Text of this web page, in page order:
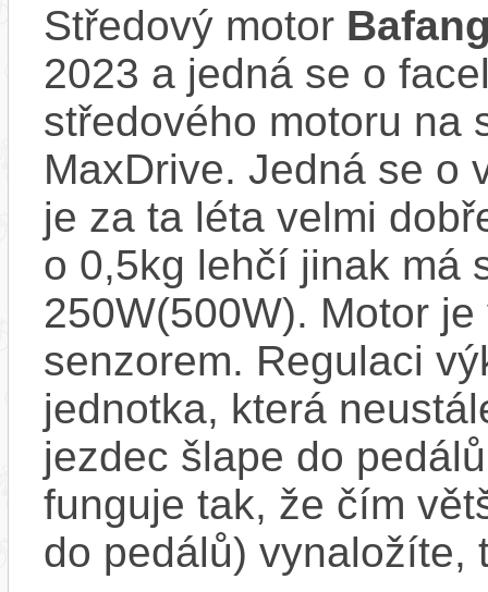
Středový motor
2023 a jedná se o
středového motoru na
MaxDrive. Jedná se o
je za ta léta velmi
o 0,5kg lehčí jinak má
250W(500W). Motor
senzorem. Regulaci
jednotka, která
jezdec šlape do
funguje tak, že čím
do pedálů) vynaložíte,